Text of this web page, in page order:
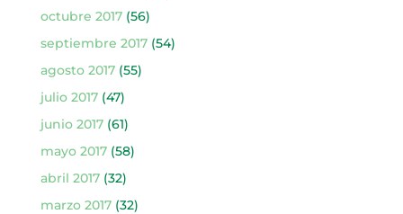
octubre 2017(56)
septiembre 2017(54)
agosto 2017(55)
julio 2017(47)
junio 2017(61)
mayo 2017(58)
abril 2017(32)
marzo 2017(32)